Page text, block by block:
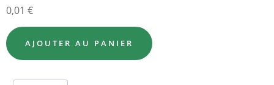
0,01 €
AJOUTER AU PANIER